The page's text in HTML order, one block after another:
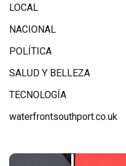
LOCAL
NACIONAL
POLÍTICA
SALUD Y BELLEZA
TECNOLOGÍA
waterfrontsouthport.co.uk